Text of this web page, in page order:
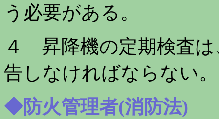
う必要がある。
４ 昇降機の定期検査は
告しなければならない。
◆防火管理者(消防法)